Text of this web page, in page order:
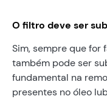
O filtro deve ser
Sim, sempre que for
também pode ser
fundamental na
presentes no óleo